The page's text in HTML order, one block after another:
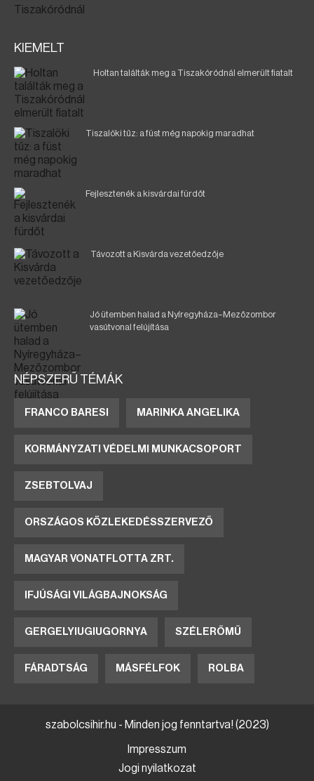
KIEMELT
Holtan találták meg a Tiszakóródnál elmerült fiatalt
Tiszalöki tűz: a füst még napokig maradhat
Fejlesztenék a kisvárdai fürdőt
Távozott a Kisvárda vezetőedzője
Jó ütemben halad a Nyíregyháza–Mezőzombor
vasútvonal felújítása
NÉPSZERŰ TÉMÁK
FRANCO BARESI MARINKA ANGELIKA
KORMÁNYZATI VÉDELMI MUNKACSOPORT
ZSEBTOLVAJ
ORSZÁGOS KÖZLEKEDÉSSZERVEZŐ
MAGYAR VONATFLOTTA ZRT.
IFJÚSÁGI VILÁGBAJNOKSÁG
GERGELYIUGIUGORNYA SZÉLERŐMŰ
FÁRADTSÁG MÁSFÉLFOK ROLBA
szabolcsihir.hu - Minden jog fenntartva! (2023)
Impresszum
Jogi nyilatkozat